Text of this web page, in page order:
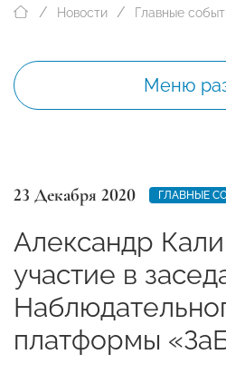
Новости Главные
Меню
23 Декабря 2020 ГЛАВНЫЕ
Александр
участие в
платформы